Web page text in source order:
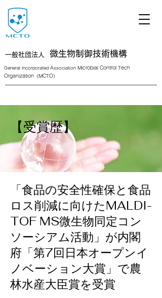
一般社団法人 微生物制御技術機構
General Incorporated Association Microbial Control Tech
Organization（MCTO）
【受賞歴】
「食品の安全性確保と食品
ロス削減に向けたMALDI-
TOF MS微生物同定コン
ソーシアム活動」が内閣
府「第7回日本オープンイ
ノベーション大賞」で農
林水産大臣賞を受賞